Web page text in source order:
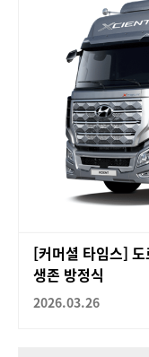
[커머셜 타임스]
생존 방정식
2026.03.26